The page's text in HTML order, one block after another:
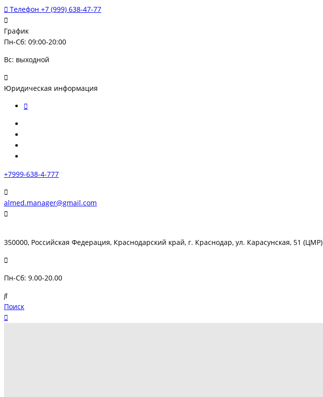
Телефон +7 (999) 638-47-77
График
Пн-Сб: 09:00-20:00
Вс: выходной
Юридическая информация
+7999-638-4-777
almed.manager@gmail.com
350000, Российская Федерация, Краснодарский край, г. Краснодар, ул. Карасунская, 51 (ЦМР)
Пн-Сб: 9.00-20.00
Поиск